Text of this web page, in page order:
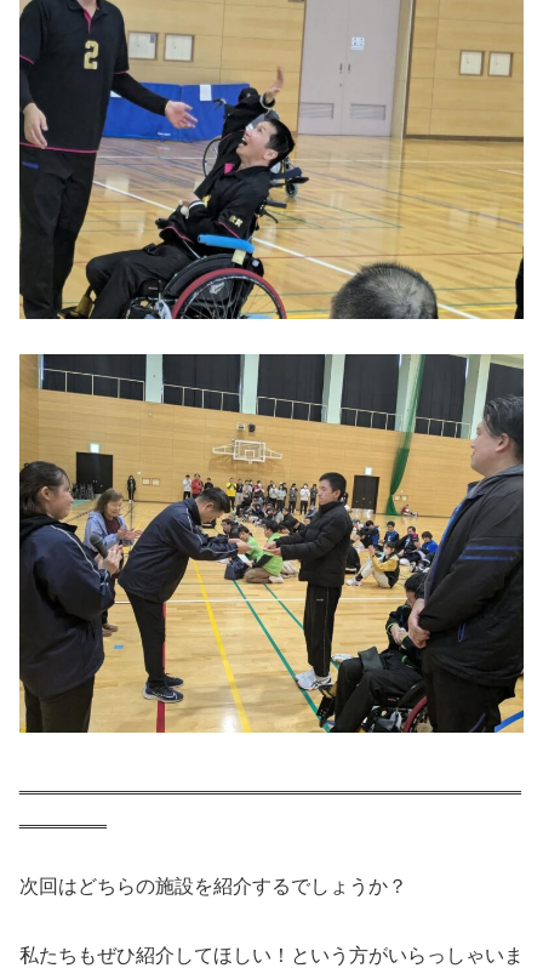
次回はどちらの施設を紹介するでしょうか？
私たちもぜひ紹介してほしい！という方がいらっしゃいま